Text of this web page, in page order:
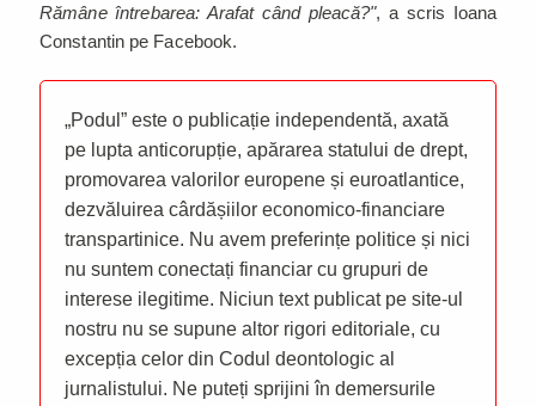
Rămâne întrebarea: Arafat când pleacă?", a scris Ioana
Constantin pe Facebook.
„Podul” este o publicație independentă, axată
pe lupta anticorupție, apărarea statului de drept,
promovarea valorilor europene și euroatlantice,
dezvăluirea cârdășiilor economico-financiare
transpartinice. Nu avem preferințe politice și nici
nu suntem conectați financiar cu grupuri de
interese ilegitime. Niciun text publicat pe site-ul
nostru nu se supune altor rigori editoriale, cu
excepția celor din Codul deontologic al
jurnalistului. Ne puteți sprijini în demersurile